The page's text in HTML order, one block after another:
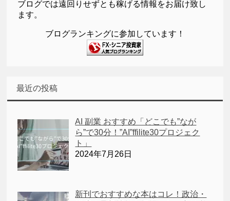
ブログでは遠回りせずとも稼げる情報をお届け致し
ます。
ブログランキングに参加しています！
最近の投稿
AI 副業 おすすめ「どこでも”なが
ら”で30分！”AI”ffilite30プロジェク
ト」
2024年7月26日
新刊でおすすめな本はコレ！政治・